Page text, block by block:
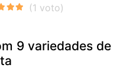
9 variedades de